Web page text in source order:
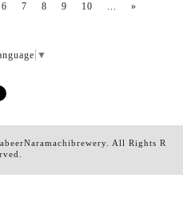
6 7 8 9 10 ... »
▼
. All Rights R